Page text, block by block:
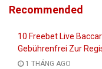
Recommended
10 Freebet Live
Gebührenfrei Zur
1 THÁNG AGO